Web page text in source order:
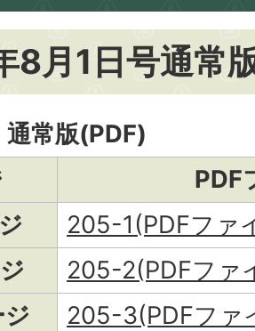
8月1日号通常
常版(PDF)
PDF
205-1(PDFファ
205-2(PDFファ
205-3(PDFファ